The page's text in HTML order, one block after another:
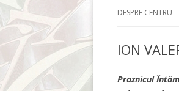
DESPRE CENTRU
ION
Praznicul